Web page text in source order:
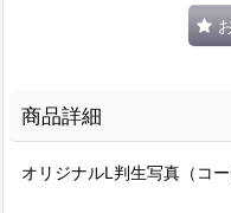
商品詳細
オリジナルL判生写真（コ